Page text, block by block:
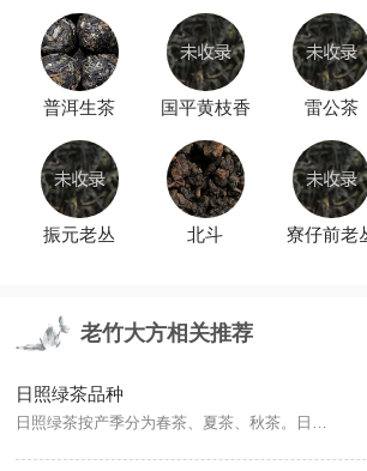
普洱生茶 国平黄枝香 雷公茶
振元老丛 北斗 寮仔前老
老竹大方相关推荐
日照绿茶品种